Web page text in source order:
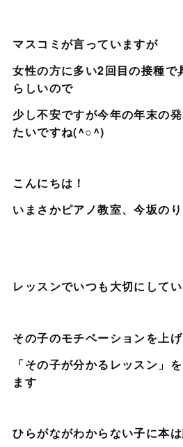
マスコミが言っていますが
女性の方に多い2回目の接種で
らしいので
少し不安ですが今年の年末の
たいですね(^○^)
こんにちは！
いまさかピアノ教室、今坂の
レッスンでいつも大切にして
その子のモチベーションを上
「その子が分かるレッスン」
ます
ひらがながわからない子に本